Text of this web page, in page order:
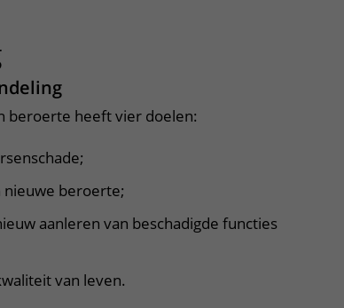
beroerte heeft vier doelen:
beroerte;
aanleren van beschadigde functies
van leven.